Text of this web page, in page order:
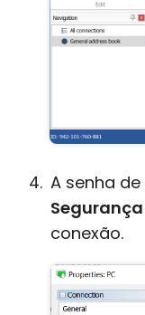
A senha
Segurança
conexão.